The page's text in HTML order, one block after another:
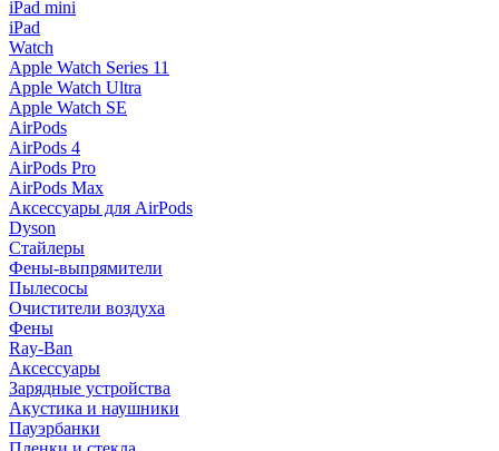
iPad mini
iPad
Watch
Apple Watch Series 11
Apple Watch Ultra
Apple Watch SE
AirPods
AirPods 4
AirPods Pro
AirPods Max
Аксессуары для AirPods
Dyson
Стайлеры
Фены-выпрямители
Пылесосы
Очистители воздуха
Фены
Ray-Ban
Аксессуары
Зарядные устройства
Акустика и наушники
Пауэрбанки